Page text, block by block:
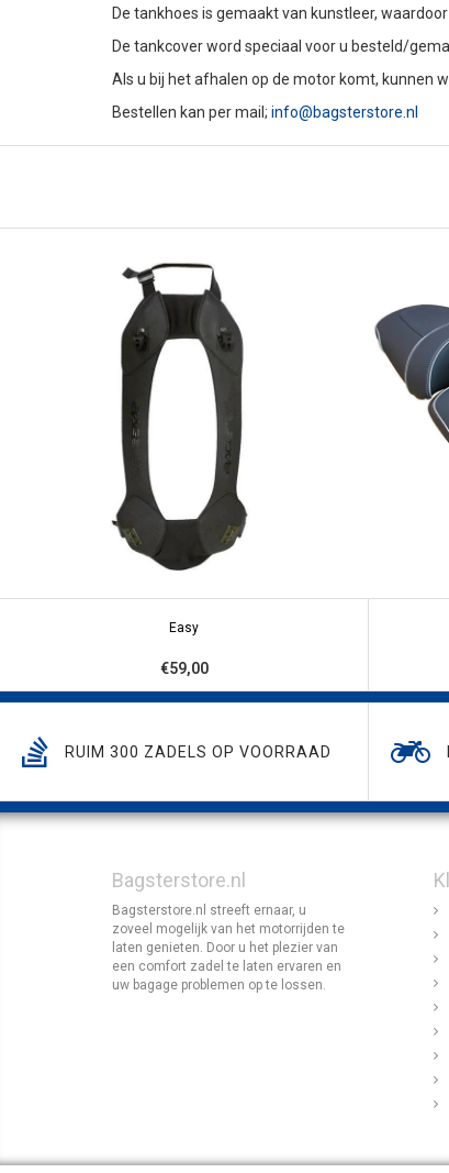
De tankhoes is gemaakt van kunstleer,
De tankcover word speciaal voor u besteld/
Als u bij het afhalen op de motor komt, kunnen
Bestellen kan per mail; info@bagsterstore.nl
Easy
€59,00
RUIM 300 ZADELS OP VOORRAAD
Bagsterstore.nl
Bagsterstore.nl streeft ernaar, u
zoveel mogelijk van het motorrijden te
laten genieten. Door u het plezier van
een comfort zadel te laten ervaren en
uw bagage problemen op te lossen.